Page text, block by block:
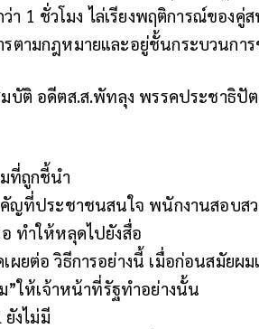
ว่า 1 ชั่วโมง ไล่เรียงพฤติการณ์ของ
ตามกฎหมายและอยู่ชั้นกระบวนกา
ติ อดีตส.ส.พัทลุง พรรคประชาธิปัต
ที่ถูกชี้นำ
คัญที่ประชาชนสนใจ พนักงานสอบส
ทำให้หลุดไปยังสื่อ
ผยต่อ วิธีการอย่างนี้ เมื่อก่อนสมัย
”ให้เจ้าหน้าที่รัฐทำอย่างนั้น
งไม่มี